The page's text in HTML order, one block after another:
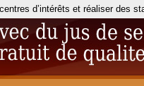
d’intérêts et réaliser des